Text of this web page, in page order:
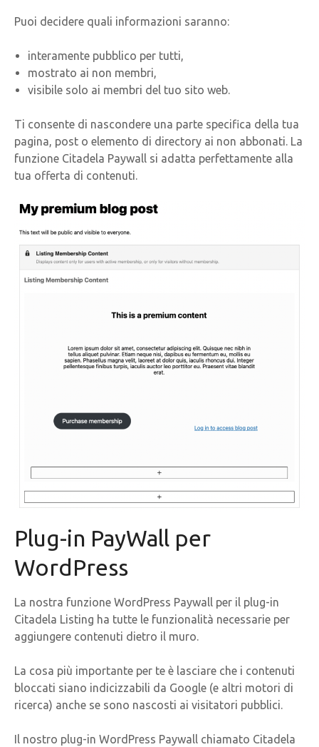
Puoi decidere quali informazioni saranno:
interamente pubblico per tutti,
mostrato ai non membri,
visibile solo ai membri del tuo sito web.
Ti consente di nascondere una parte specifica della tua
pagina, post o elemento di directory ai non abbonati. La
funzione Citadela Paywall si adatta perfettamente alla
tua offerta di contenuti.
Plug-in PayWall per
WordPress
La nostra funzione WordPress Paywall per il plug-in
Citadela Listing ha tutte le funzionalità necessarie per
aggiungere contenuti dietro il muro.
La cosa più importante per te è lasciare che i contenuti
bloccati siano indicizzabili da Google (e altri motori di
ricerca) anche se sono nascosti ai visitatori pubblici.
Il nostro plug-in WordPress Paywall chiamato Citadela